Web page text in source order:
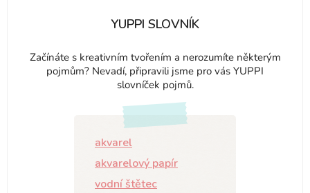
YUPPI SLOVNÍK
Začínáte s kreativním tvořením a nerozumíte některým
pojmům? Nevadí, připravili jsme pro vás YUPPI
slovníček pojmů.
akvarel
akvarelový papír
vodní štětec